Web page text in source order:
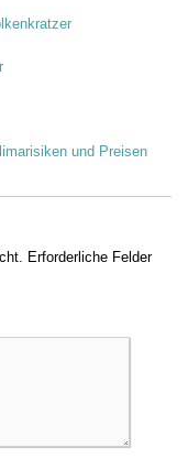
und Preisen
Erforderliche Felder